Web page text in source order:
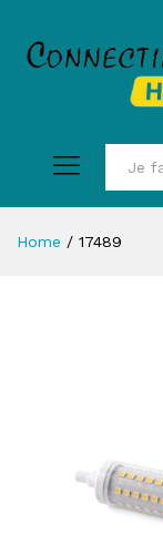
Home / 17489